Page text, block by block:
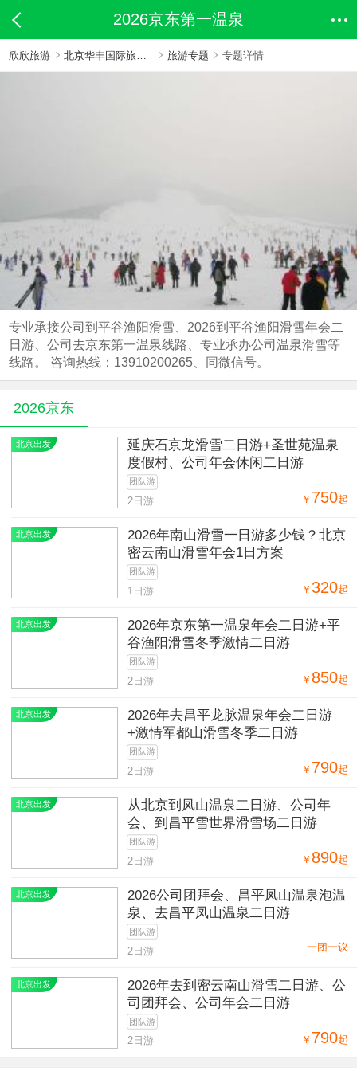
2026京东第一温泉
欣欣旅游 旅游专题 专题详情
专业承接公司到平谷渔阳滑雪、2026到平谷渔阳滑雪年会二
日游、公司去京东第一温泉线路、专业承办公司温泉滑雪等
线路。 咨询热线：13910200265、同微信号。
2026京东
北京出发
延庆石京龙滑雪二日游+圣世苑温泉
度假村、公司年会休闲二日游
团队游
￥ 750起
2日游
北京出发
2026年南山滑雪一日游多少钱？北京
密云南山滑雪年会1日方案
团队游
￥ 320起
1日游
北京出发
2026年京东第一温泉年会二日游+平
谷渔阳滑雪冬季激情二日游
团队游
￥ 850起
2日游
北京出发
2026年去昌平龙脉温泉年会二日游
+激情军都山滑雪冬季二日游
团队游
￥ 790起
2日游
北京出发
从北京到凤山温泉二日游、公司年
会、到昌平雪世界滑雪场二日游
团队游
￥ 890起
2日游
北京出发
2026公司团拜会、昌平凤山温泉泡温
泉、去昌平凤山温泉二日游
团队游
一团一议
2日游
北京出发
2026年去到密云南山滑雪二日游、公
司团拜会、公司年会二日游
团队游
￥ 790起
2日游